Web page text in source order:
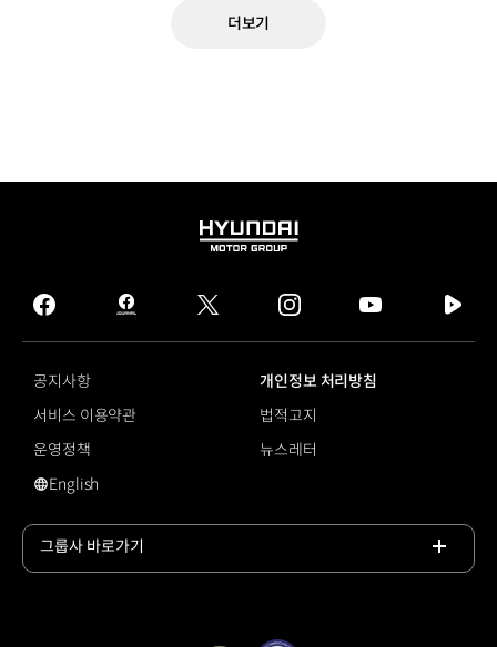
더보기
HYUNDAI
GROUP
facebook
hmg
journal
twitter instagram
tv
공지사항
개인정보 처리방침
서비스 이용약관
법적고지
운영정책
뉴스레터
#니로
English
그룹사 바로가기